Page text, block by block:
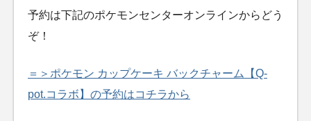
予約は下記のポケモンセンターオンラインからどう
ぞ！
＝＞ポケモン カップケーキ バックチャーム【Q-
pot.コラボ】の予約はコチラから